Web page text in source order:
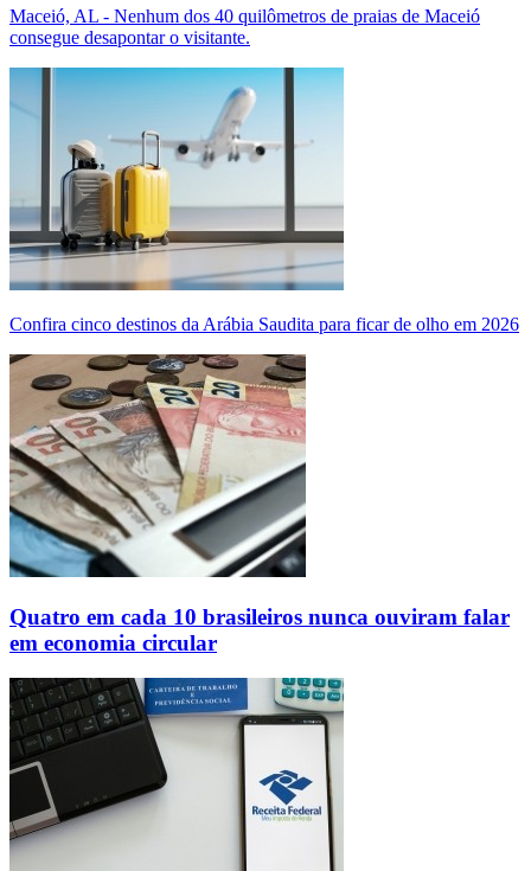
Maceió, AL - Nenhum dos 40 quilômetros de praias de Maceió
consegue desapontar o visitante.
Confira cinco destinos da Arábia Saudita para ficar de olho em 2026
Quatro em cada 10 brasileiros nunca ouviram falar
em economia circular